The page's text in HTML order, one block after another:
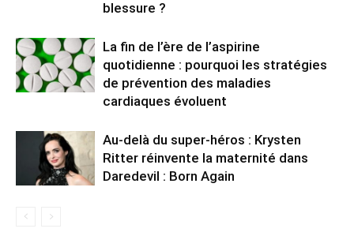
blessure ?
La fin de l’ère de l’aspirine
quotidienne : pourquoi les stratégies
de prévention des maladies
cardiaques évoluent
Au-delà du super-héros : Krysten
Ritter réinvente la maternité dans
Daredevil : Born Again